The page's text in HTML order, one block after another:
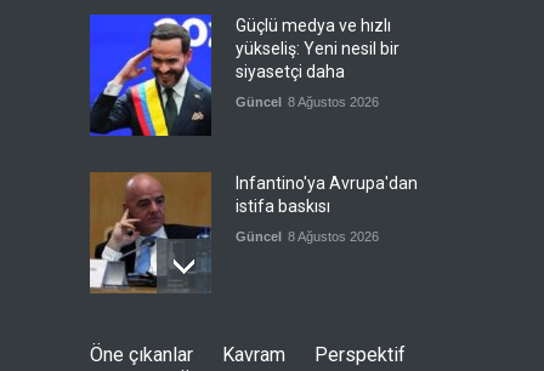
Güçlü medya ve hızlı
yükseliş: Yeni nesil bir
siyasetçi daha
Güncel 8 Ağustos 2026
Infantino'ya Avrupa'dan
istifa baskısı
Güncel 8 Ağustos 2026
Kolombiya, solcu Petro'nun
yerine aşırı sağcı Espriella'yı
Öne çıkanlar Kavram
Perspektif